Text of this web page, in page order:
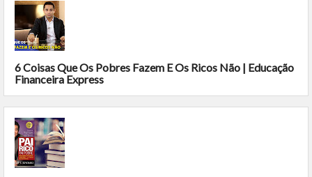
6 Coisas Que Os Pobres Fazem E Os Ricos Não | Educação
Financeira Express